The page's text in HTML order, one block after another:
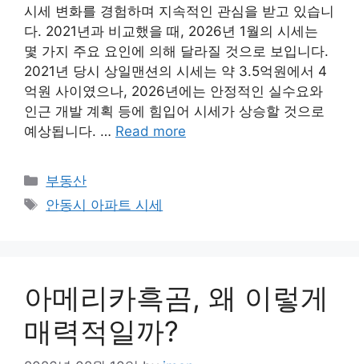
시세 변화를 경험하며 지속적인 관심을 받고 있습니
다. 2021년과 비교했을 때, 2026년 1월의 시세는
몇 가지 주요 요인에 의해 달라질 것으로 보입니다.
2021년 당시 상일맨션의 시세는 약 3.5억원에서 4
억원 사이였으나, 2026년에는 안정적인 실수요와
인근 개발 계획 등에 힘입어 시세가 상승할 것으로
예상됩니다. … Read more
Categories
부동산
Tags
안동시 아파트 시세
아메리카흑곰, 왜 이렇게
매력적일까?